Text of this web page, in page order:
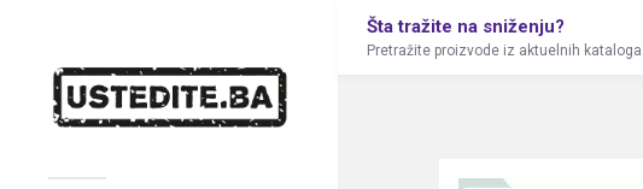
Šta tražite na sniženju?
Pretražite proizvode iz aktuelnih kataloga.